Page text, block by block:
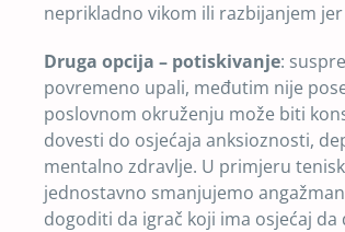
neprikladno vikom ili razbijanjem
Druga opcija – potiskivanje:
povremeno upali, međutim nije
poslovnom okruženju može biti
dovesti do osjećaja anksioznosti,
mentalno zdravlje. U primjeru
jednostavno smanjujemo
dogoditi da igrač koji ima osjećaj